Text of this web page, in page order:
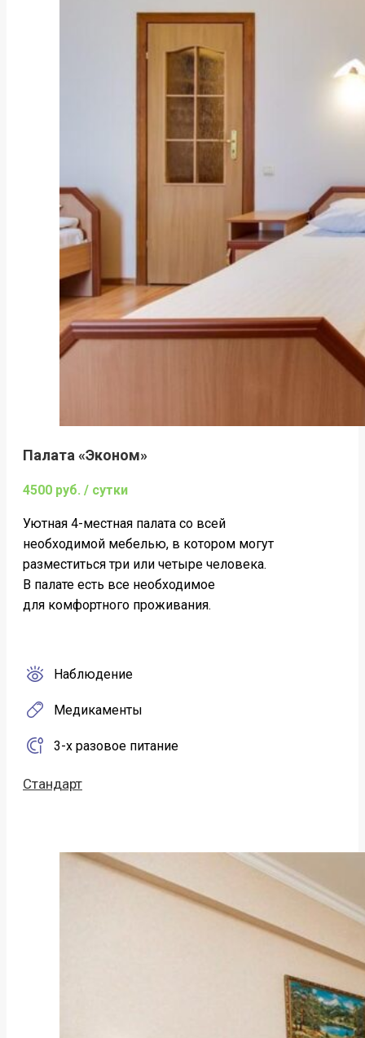
Палата «Эконом»
4500 руб. / сутки
Уютная 4-местная палата со всей
необходимой мебелью, в котором могут
разместиться три или четыре человека.
В палате есть все необходимое
для комфортного проживания.
Наблюдение
Медикаменты
3-х разовое питание
Стандарт